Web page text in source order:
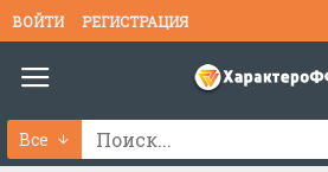
ВОЙТИ РЕГИСТРАЦИЯ
Все